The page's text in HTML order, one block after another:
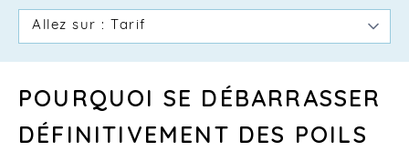
POURQUOI SE DÉBARRASSER
DÉFINITIVEMENT DES POILS